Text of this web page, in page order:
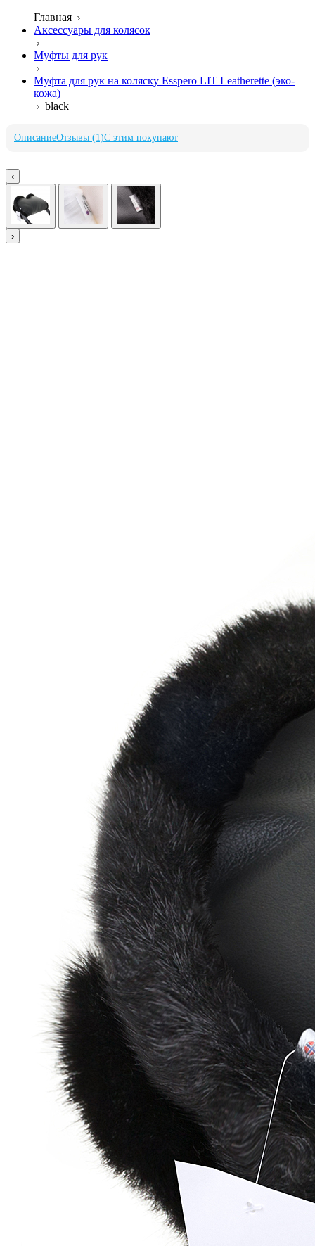
Главная
Аксессуары для колясок
Муфты для рук
Муфта для рук на коляску Esspero LIT Leatherette (эко-
кожа)
black
ОписаниеОтзывы (1)С этим покупают
‹
›